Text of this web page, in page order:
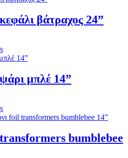
βάτραχος 24”
μπλέ 14”
bumblebee